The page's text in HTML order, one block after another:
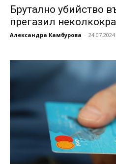
Брутално убийство
прегазил
Александра Камбурова - 24.07.2024